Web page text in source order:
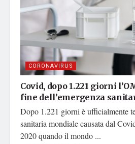
CORONAVIRUS
Covid, dopo 1.221 giorni
fine dell’emergenza
Dopo 1.221 giorni è ufficialmente
sanitaria mondiale causata dal
2020 quando il mondo ...